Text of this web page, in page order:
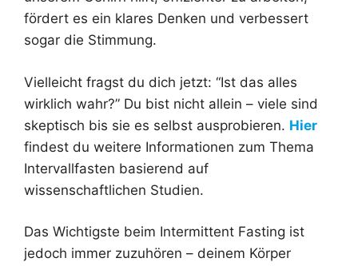
fördert es ein klares Denken und verbessert
sogar die Stimmung.
Vielleicht fragst du dich jetzt: “Ist das alles
wirklich wahr?” Du bist nicht allein – viele sind
skeptisch bis sie es selbst ausprobieren. Hier
findest du weitere Informationen zum Thema
Intervallfasten basierend auf
wissenschaftlichen Studien.
Das Wichtigste beim Intermittent Fasting ist
jedoch immer zuzuhören – deinem Körper